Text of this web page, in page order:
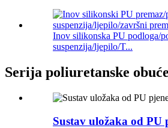
Inov silikonska PU podloga/
suspenzija/ljepilo/T...
Serija poliuretanske obuće
Sustav uložaka od PU